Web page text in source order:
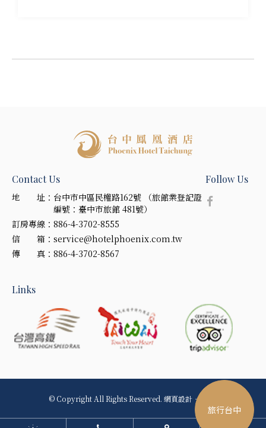
Contact Us
地 址： 台中市中區民權路162號 （旅館業登記證
編號：臺中市旅館 481號）
訂房專線： 886-4-3702-8555
信 箱： service@hotelphoenix.com.tw
傳 真： 886-4-3702-8567
Follow Us
Links
© Copyright All Rights Reserved. 網頁設計 ‧
旅行台中